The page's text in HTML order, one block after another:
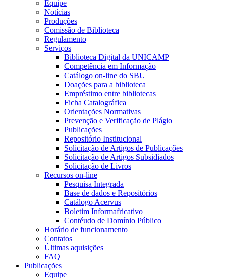
Equipe
Notícias
Produções
Comissão de Biblioteca
Regulamento
Serviços
Biblioteca Digital da UNICAMP
Competência em Informação
Catálogo on-line do SBU
Doações para a biblioteca
Empréstimo entre bibliotecas
Ficha Catalográfica
Orientações Normativas
Prevenção e Verificação de Plágio
Publicações
Repositório Institucional
Solicitação de Artigos de Publicações
Solicitação de Artigos Subsidiados
Solicitação de Livros
Recursos on-line
Pesquisa Integrada
Base de dados e Repositórios
Catálogo Acervus
Boletim Informafricativo
Contéudo de Domínio Público
Horário de funcionamento
Contatos
Últimas aquisições
FAQ
Publicações
Equipe